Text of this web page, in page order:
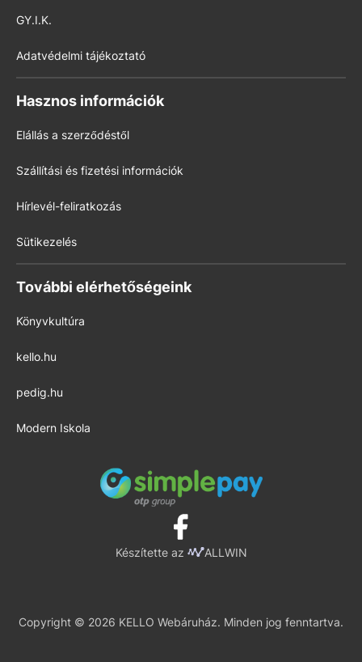
GY.I.K.
Adatvédelmi tájékoztató
Hasznos információk
Elállás a szerződéstől
Szállítási és fizetési információk
Hírlevél-feliratkozás
Sütikezelés
További elérhetőségeink
Könyvkultúra
kello.hu
pedig.hu
Modern Iskola
Készítette az ALLWIN
Copyright © 2026 KELLO Webáruház. Minden jog fenntartva.